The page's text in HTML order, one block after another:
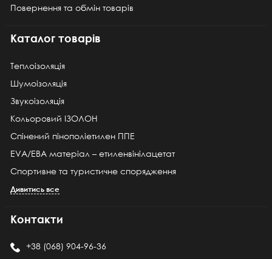
Повернення та обмін товарів
Каталог товарів
Теплоізоляція
Шумоізоляція
Звукоізоляція
Кольоровий ІЗОЛОН
Спінений пінополіетилен ППЕ
EVA/ЕВА матеріал – етиленвінілацетат
Спортивне та туристичне спорядження
Дивитись все
Контакти
+38 (068) 904-96-36